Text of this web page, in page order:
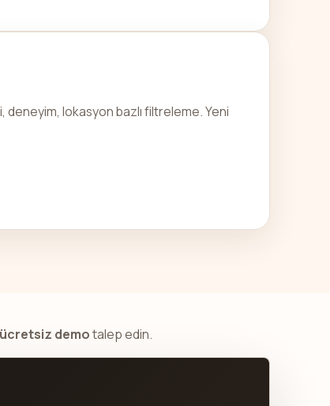
deneyim, lokasyon bazlı filtreleme. Yeni
ücretsiz demotalep edin.